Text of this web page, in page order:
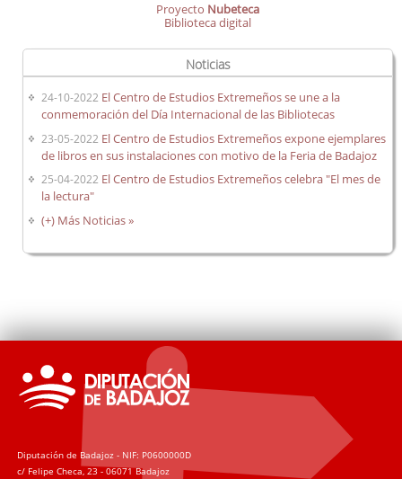
Proyecto Nubeteca
Biblioteca digital
Noticias
24-10-2022 El Centro de Estudios Extremeños se une a la
conmemoración del Día Internacional de las Bibliotecas
23-05-2022 El Centro de Estudios Extremeños expone ejemplares
de libros en sus instalaciones con motivo de la Feria de Badajoz
25-04-2022 El Centro de Estudios Extremeños celebra "El mes de
la lectura"
(+) Más Noticias »
Diputación de Badajoz - NIF: P0600000D
c/ Felipe Checa, 23 - 06071 Badajoz